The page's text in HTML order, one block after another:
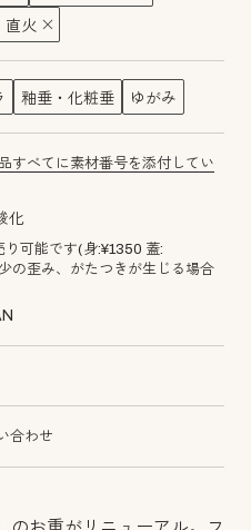
直火
釉垂・化粧垂 ゆがみ
すべてに素材番号を添付してい
化
可能です(身:¥1350 蓋:
の歪み、がたつきが生じる場合
合わせ